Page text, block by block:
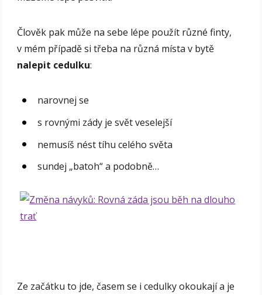
Člověk pak může na sebe lépe použít různé finty,
v mém případě si třeba na různá místa v bytě
nalepit cedulku:
narovnej se
s rovnými zády je svět veselejší
nemusíš nést tíhu celého světa
sundej „batoh“ a podobně…
Ze začátku to jde, časem se i cedulky okoukají a je